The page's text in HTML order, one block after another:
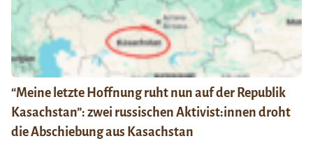
“Meine letzte Hoffnung ruht nun auf der Republik
Kasachstan”: zwei russischen Aktivist:innen droht
die Abschiebung aus Kasachstan